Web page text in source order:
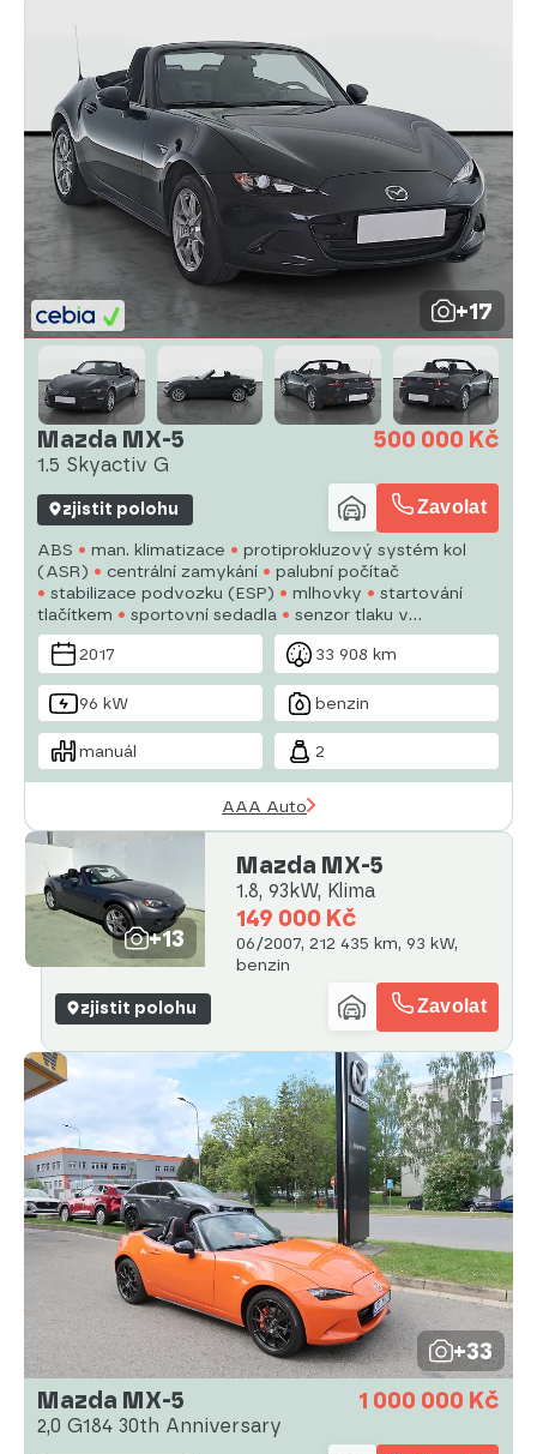
+17
Mazda MX-5
1.5 Skyactiv G
500 000 Kč
zjistit polohu Zavolat
ABS man. klimatizace
protiprokluzový systém kol
(ASR)
centrální zamykání
palubní počítač
stabilizace podvozku (ESP)
mlhovky
startování
tlačítkem
sportovní sedadla
senzor tlaku v
pneumatikách
USB 4x airbag posilovač řízení
el.
okna
autorádio
2017 33 908 km
96 kW benzin
manuál 2
AAA Auto
+13
Mazda MX-5
1.8, 93kW, Klima
149 000 Kč
06/2007, 212 435 km, 93 kW,
benzin
zjistit polohu Zavolat
+33
Mazda MX-5
2,0 G184 30th Anniversary
1 000 000 Kč